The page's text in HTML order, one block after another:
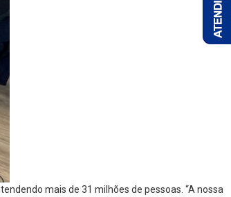
mais de 31 milhões de pessoas. “A nossa